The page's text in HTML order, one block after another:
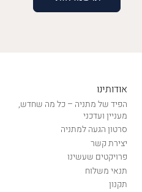
אודותינו
הפיד של מתניה – כל מה שחדש,
מעניין ועדכני
סרטון הגעה למתניה
יצירת קשר
פרויקטים שעשינו
תנאי משלוח
תקנון